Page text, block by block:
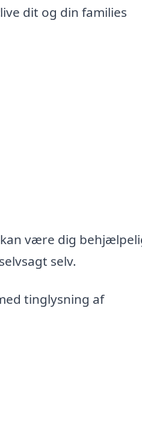
dit og din families
være dig
selv.
tinglysning af